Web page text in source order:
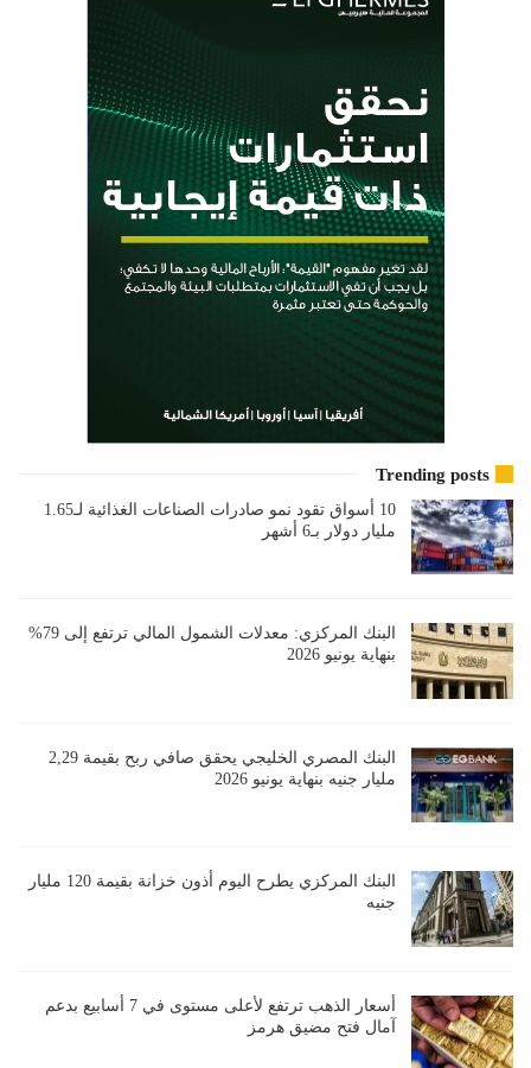
Trending posts
10 أسواق تقود نمو صادرات الصناعات الغذائية لـ1.65
مليار دولار بـ6 أشهر
البنك المركزي: معدلات الشمول المالي ترتفع إلى 79%
بنهاية يونيو 2026
البنك المصري الخليجي يحقق صافي ربح بقيمة 2,29
مليار جنيه بنهاية يونيو 2026
البنك المركزي يطرح اليوم أذون خزانة بقيمة 120 مليار
جنيه
أسعار الذهب ترتفع لأعلى مستوى في 7 أسابيع بدعم
آمال فتح مضيق هرمز